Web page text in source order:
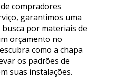
compradores
garantimos uma
por materiais de
orçamento no
como a chapa
os padrões de
suas instalações.